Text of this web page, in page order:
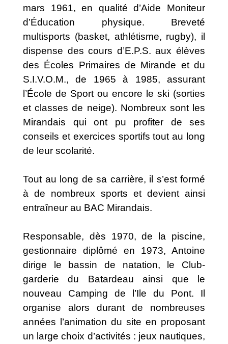
mars 1961, en qualité d’Aide Moniteur
d’Éducation physique. Breveté
multisports (basket, athlétisme, rugby), il
dispense des cours d’E.P.S. aux élèves
des Écoles Primaires de Mirande et du
S.I.V.O.M., de 1965 à 1985, assurant
l’École de Sport ou encore le ski (sorties
et classes de neige). Nombreux sont les
Mirandais qui ont pu profiter de ses
conseils et exercices sportifs tout au long
de leur scolarité.
Tout au long de sa carrière, il s’est formé
à de nombreux sports et devient ainsi
entraîneur au BAC Mirandais.
Responsable, dès 1970, de la piscine,
gestionnaire diplômé en 1973, Antoine
dirige le bassin de natation, le Club-
garderie du Batardeau ainsi que le
nouveau Camping de l’Ile du Pont. Il
organise alors durant de nombreuses
années l’animation du site en proposant
un large choix d’activités : jeux nautiques,